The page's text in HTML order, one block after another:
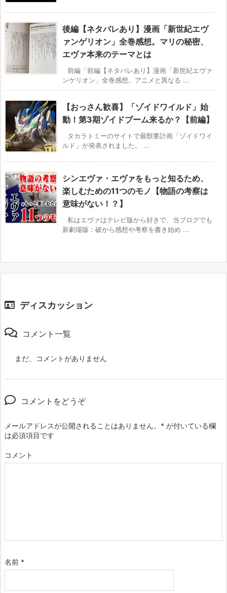
後編【ネタバレあり】漫画「新世紀エヴ
ァンゲリオン」全巻感想。マリの秘密、
エヴァ本来のテーマとは
前編「前編【ネタバレあり】漫画「新世紀エヴァ
ンゲリオン」全巻感想。アニメと異なる ...
【おっさん歓喜】「ゾイドワイルド」始
動！第3期ゾイドブーム来るか？【前編】
タカラトミーのサイトで最獣要計画「ゾイドワイ
ルド」が発表されました。 ...
シンエヴァ・エヴァをもっと知るため、
楽しむための11つのモノ【物語の考察は
意味がない！？】
私はエヴァはテレビ版から好きで、当ブログでも
新劇場版：破から感想や考察を書き始め ...
ディスカッション
コメント一覧
まだ、コメントがありません
コメントをどうぞ
メールアドレスが公開されることはありません。 * が付いている欄
は必須項目です
コメント
名前 *